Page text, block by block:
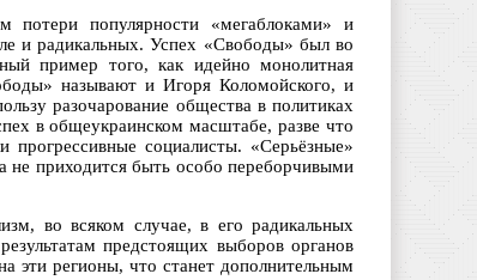
популярности «мегаблоками» и
и радикальных. Успех «Свободы» был во
пример того, как идейно монолитная
называют и Игоря Коломойского, и
разочарование общества в политиках
в общеукраинском масштабе, разве что
прогрессивные социалисты. «Серьёзные»
не приходится быть особо переборчивыми
во всяком случае, в его радикальных
предстоящих выборов органов
эти регионы, что станет дополнительным